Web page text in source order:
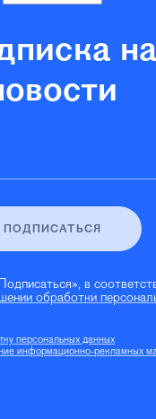
на
ПОДПИСАТЬСЯ
в
обработки
персональных данных
информационно-рекламных